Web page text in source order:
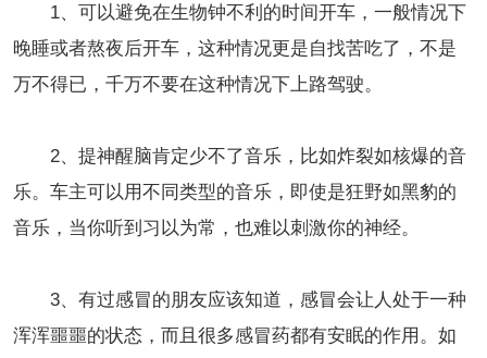
1、可以避免在生物钟不利的时间开车，一般情况下
晚睡或者熬夜后开车，这种情况更是自找苦吃了，不是
万不得已，千万不要在这种情况下上路驾驶。
2、提神醒脑肯定少不了音乐，比如炸裂如核爆的音
乐。车主可以用不同类型的音乐，即使是狂野如黑豹的
音乐，当你听到习以为常，也难以刺激你的神经。
3、有过感冒的朋友应该知道，感冒会让人处于一种
浑浑噩噩的状态，而且很多感冒药都有安眠的作用。如